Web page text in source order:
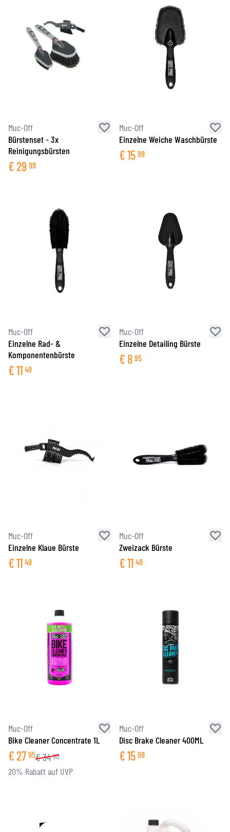
Muc-Off
Bürstenset - 3x
Reinigungsbürsten
€29 99
Muc-Off
Einzelne Weiche Waschbürste
€15 99
Muc-Off
Einzelne Rad- &
Komponentenbürste
€11 49
Muc-Off
Einzelne Detailing Bürste
€ 8 95
Muc-Off
Einzelne Klaue Bürste
€11 49
Muc-Off
Zweizack Bürste
€11 49
Muc-Off
Bike Cleaner Concentrate 1L
€27 95€34 90
20% Rabatt auf UVP
Muc-Off
Disc Brake Cleaner 400ML
€15 99